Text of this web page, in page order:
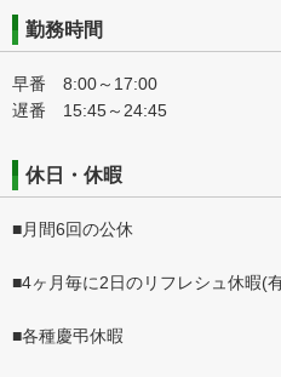
勤務時間
早番 8:00～17:00
遅番 15:45～24:45
休日・休暇
■月間6回の公休
■4ヶ月毎に2日のリフレシュ休暇(
■各種慶弔休暇